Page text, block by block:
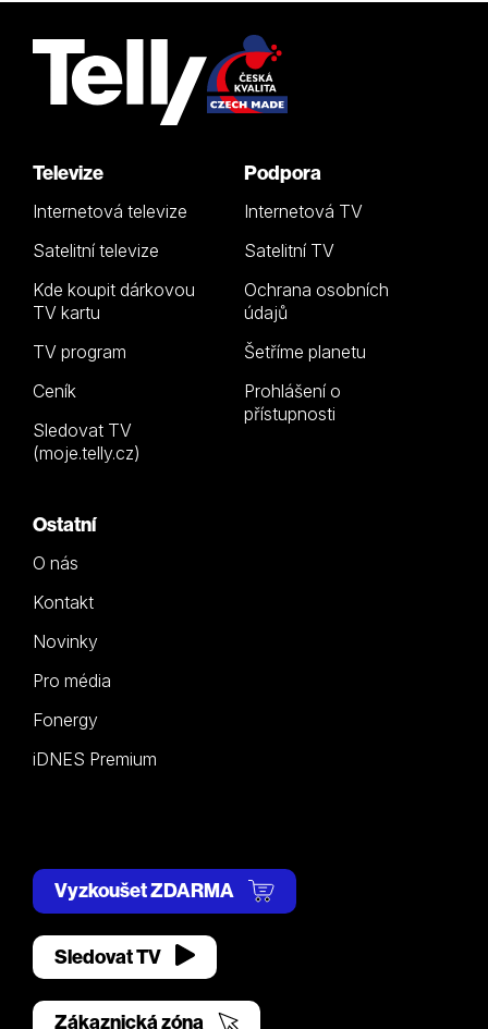
Televize
Internetová televize
Satelitní televize
Kde koupit dárkovou
TV kartu
TV program
Ceník
Sledovat TV
(moje.telly.cz)
Podpora
Internetová TV
Satelitní TV
Ochrana osobních
údajů
Šetříme planetu
Prohlášení o
přístupnosti
Ostatní
O nás
Kontakt
Novinky
Pro média
Fonergy
iDNES Premium
Vyzkoušet ZDARMA
Sledovat TV
Zákaznická zóna